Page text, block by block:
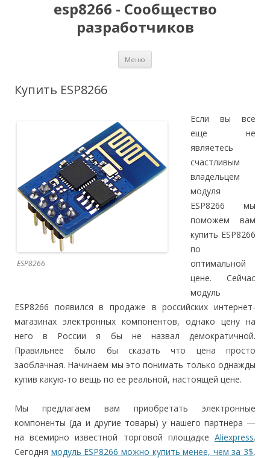
esp8266 - Сообщество
разработчиков
Меню
Купить ESP8266
ESP8266
Если вы все
еще не
являетесь
счастливым
владельцем
модуля
ESP8266 мы
поможем вам
купить ESP8266
по
оптимальной
цене. Сейчас
модуль
ESP8266 появился в продаже в российских интернет-
магазинах электронных компонентов, однако цену на
него в России я бы не назвал демократичной.
Правильнее было бы сказать что цена просто
заоблачная. Начинаем мы это понимать только однажды
купив какую-то вещь по ее реальной, настоящей цене.
Мы предлагаем вам приобретать электронные
компоненты (да и другие товары) у нашего партнера —
на всемирно известной торговой площадке Aliexpress.
Сегодня модуль ESP8266 можно купить менее, чем за 3$,